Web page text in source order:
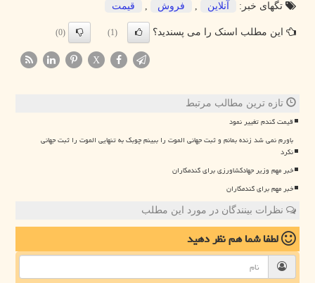
تگهای خبر:
آنلاین , فروش , قیمت
این مطلب اسنک را می پسندید؟ (1)
(0)
X
تازه ترین مطالب مرتبط
قیمت گندم تغییر نمود
باورم نمی شد زنده بمانم و ثبت جهانی الموت را ببینم چوبک به تنهایی الموت را ثبت جهانی
نکرد
خبر مهم وزیر جهادکشاورزی برای گندمکاران
خبر مهم برای گندمکاران
نظرات بینندگان در مورد این مطلب
لطفا شما همنظر دهید